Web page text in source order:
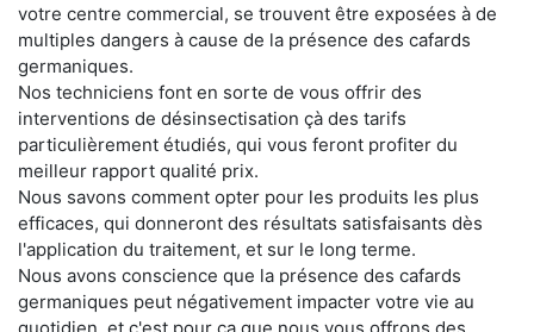
votre centre commercial, se trouvent être exposées à de
multiples dangers à cause de la présence des cafards
germaniques.
Nos techniciens font en sorte de vous offrir des
interventions de désinsectisation çà des tarifs
particulièrement étudiés, qui vous feront profiter du
meilleur rapport qualité prix.
Nous savons comment opter pour les produits les plus
efficaces, qui donneront des résultats satisfaisants dès
l'application du traitement, et sur le long terme.
Nous avons conscience que la présence des cafards
germaniques peut négativement impacter votre vie au
quotidien, et c'est pour ça que nous vous offrons des